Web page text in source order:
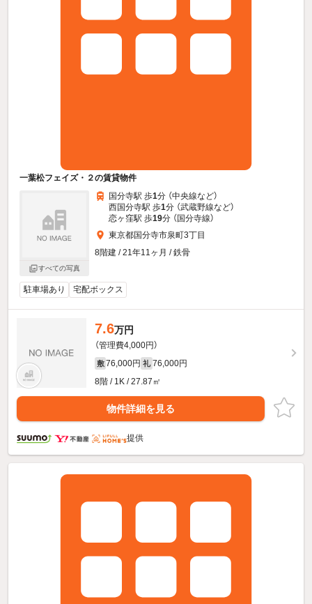
一葉松フェイズ・２の賃貸物件
すべての写真
国分寺駅 歩1分 （中央線など）
西国分寺駅 歩1分 （武蔵野線など）
恋ヶ窪駅 歩19分 （国分寺線）
東京都国分寺市泉町3丁目
8階建 / 21年11ヶ月 / 鉄骨
駐車場あり 宅配ボックス
7.6万円
（管理費4,000円）
敷 76,000円 礼 76,000円
8階 / 1K / 27.87㎡
物件詳細を見る
提供